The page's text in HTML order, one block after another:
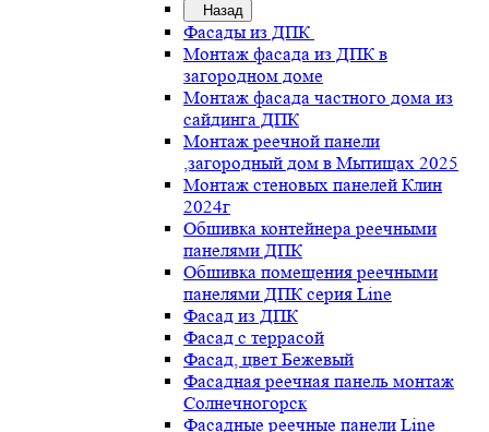
Назад
Фасады из ДПК
Монтаж фасада из ДПК в
загородном доме
Монтаж фасада частного дома из
сайдинга ДПК
Монтаж реечной панели
,загородный дом в Мытищах 2025
Монтаж стеновых панелей Клин
2024г
Обшивка контейнера реечными
панелями ДПК
Обшивка помещения реечными
панелями ДПК серия Line
Фасад из ДПК
Фасад с террасой
Фасад, цвет Бежевый
Фасадная реечная панель монтаж
Солнечногорск
Фасадные реечные панели Line